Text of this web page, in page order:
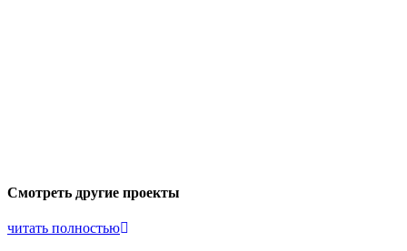
Смотреть другие проекты
читать полностью